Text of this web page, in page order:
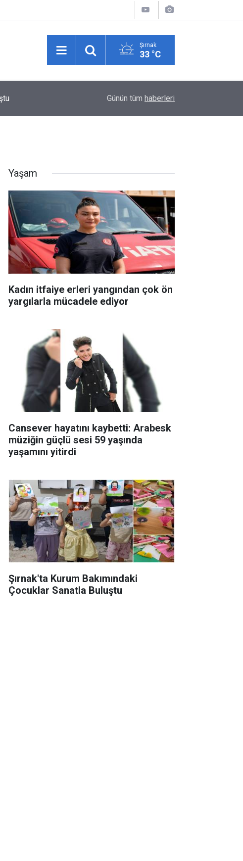
Şırnak
33 °C
Habur’da 2026’nın TIR Çıkış Rekoru Kırıldı:
Günün tüm haberleri
Yaşam
Kadın itfaiye erleri yangından çok ön
yargılarla mücadele ediyor
Cansever hayatını kaybetti: Arabesk
müziğin güçlü sesi 59 yaşında
yaşamını yitirdi
Şırnak'ta Kurum Bakımındaki
Çocuklar Sanatla Buluştu